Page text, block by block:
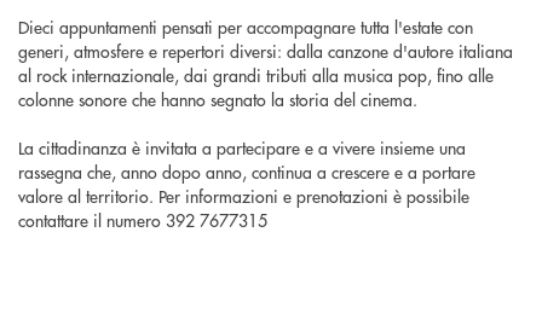
Dieci appuntamenti pensati per accompagnare tutta l'estate con
generi, atmosfere e repertori diversi: dalla canzone d'autore italiana
al rock internazionale, dai grandi tributi alla musica pop, fino alle
colonne sonore che hanno segnato la storia del cinema.
La cittadinanza è invitata a partecipare e a vivere insieme una
rassegna che, anno dopo anno, continua a crescere e a portare
valore al territorio. Per informazioni e prenotazioni è possibile
contattare il numero 392 7677315